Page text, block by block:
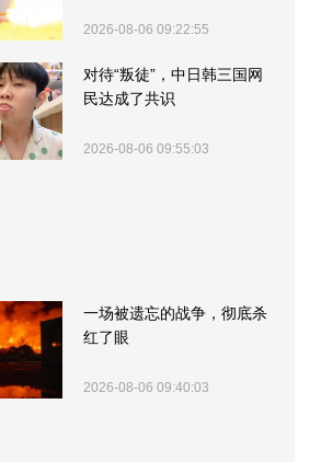
2026-08-06 09:22:55
对待“叛徒”，中日韩三国网
民达成了共识
2026-08-06 09:55:03
一场被遗忘的战争，彻底杀
红了眼
2026-08-06 09:40:03